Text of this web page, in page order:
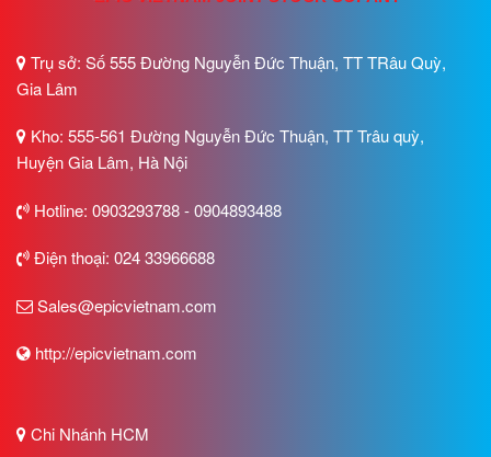
Trụ sở: Số 555 Đường Nguyễn Đức Thuận, TT TRâu Quỳ,
Gia Lâm
Kho: 555-561 Đường Nguyễn Đức Thuận, TT Trâu quỳ,
Huyện Gia Lâm, Hà Nội
Hotline: 0903293788 - 0904893488
Điện thoại: 024 33966688
Sales@epicvietnam.com
http://epicvietnam.com
Chi Nhánh HCM